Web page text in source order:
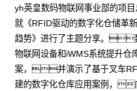
yh英皇数码物联网事业部的项
就《RFID驱动的数字化仓储革
趋势》进行了主题分享。
物联网设备和iWMS系统提升仓
案，并演示了基于叉车
建的数字化仓库应用案例，